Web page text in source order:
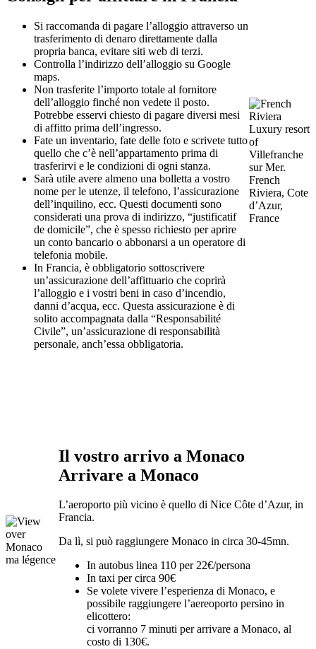
Si raccomanda di pagare l’alloggio attraverso un
trasferimento di denaro direttamente dalla
propria banca, evitare siti web di terzi.
Controlla l’indirizzo dell’alloggio su Google
maps.
Non trasferite l’importo totale al fornitore
dell’alloggio finché non vedete il posto.
Potrebbe esservi chiesto di pagare diversi mesi
di affitto prima dell’ingresso.
Fate un inventario, fate delle foto e scrivete tutto
quello che c’è nell’appartamento prima di
trasferirvi e le condizioni di ogni stanza.
Sarà utile avere almeno una bolletta a vostro
nome per le utenze, il telefono, l’assicurazione
dell’inquilino, ecc. Questi documenti sono
considerati una prova di indirizzo, “justificatif
de domicile”, che è spesso richiesto per aprire
un conto bancario o abbonarsi a un operatore di
telefonia mobile.
In Francia, è obbligatorio sottoscrivere
un’assicurazione dell’affittuario che coprirà
l’alloggio e i vostri beni in caso d’incendio,
danni d’acqua, ecc. Questa assicurazione è di
solito accompagnata dalla “Responsabilité
Civile”, un’assicurazione di responsabilità
personale, anch’essa obbligatoria.
Luxury resort
of
Villefranche
sur Mer.
French
Riviera, Cote
d’Azur,
France
ma légence
Il vostro arrivo a Monaco
Arrivare a Monaco
L’aeroporto più vicino è quello di Nice Côte d’Azur, in
Francia.
Da lì, si può raggiungere Monaco in circa 30-45mn.
In autobus linea 110 per 22€/persona
In taxi per circa 90€
Se volete vivere l’esperienza di Monaco, e
possibile raggiungere l’aereoporto persino in
elicottero:
ci vorranno 7 minuti per arrivare a Monaco, al
costo di 130€.